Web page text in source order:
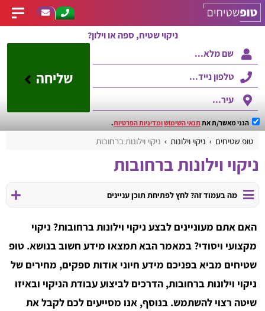
ניקוי שטיח, ספה או וילון?
שליחה
הנני מאשר/ת את תנאי השימושומדיניות הפרטיות.
טופ שטיחים ניקוי וילונות ניקוי וילונות ברחובות
ניקוי וילונות ברחובות
מה בעמוד זה? לחץ לפתיחת תוכן עניינים
האם אתם מעוניינים לבצע ניקוי וילונות ברחובות? ניקוי
מקצועי ויסודי? במאמר הבא תמצאו מידע חשוב בנושא. טופ
שטיחים מביא בפניכם מידע חיוני אודות ספקים, מחירים של
ניקוי וילונות ברחובות, הדרכים לביצוע עבודת הניקוי ובאיזו
שיטה רצוי להשתמש. בנוסף, אנו מסייעים לכם לקבל את